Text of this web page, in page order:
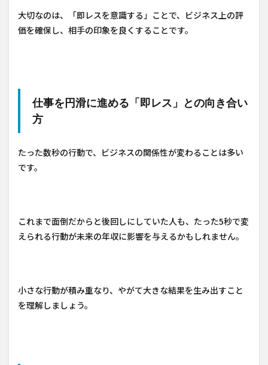
大切なのは、「即レスを意識する」ことで、ビジネス上の評
価を確保し、相手の印象を良くすることです。
仕事を円滑に進める「即レス」との向き合い
方
たった数秒の行動で、ビジネスの関係性が変わることは多い
です。
これまで面倒だからと後回しにしていた人も、たった5秒で変
えられる行動が未来の年収に影響を与えるかもしれません。
小さな行動が積み重なり、やがて大きな結果を生み出すこと
を理解しましょう。